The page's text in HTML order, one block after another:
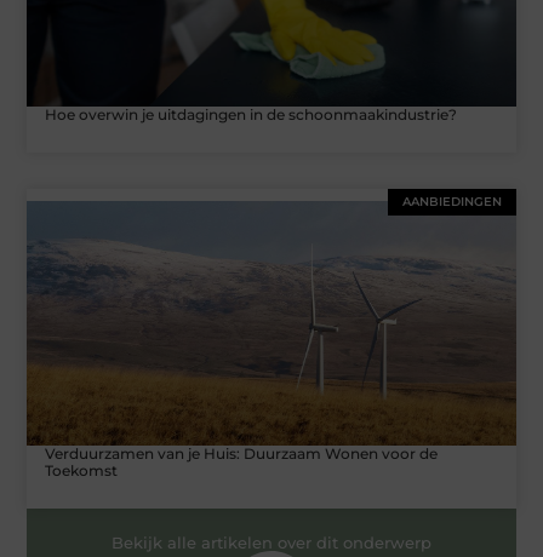
Hoe overwin je uitdagingen in de schoonmaakindustrie?
AANBIEDINGEN
Verduurzamen van je Huis: Duurzaam Wonen voor de
Toekomst
Bekijk alle artikelen over dit onderwerp